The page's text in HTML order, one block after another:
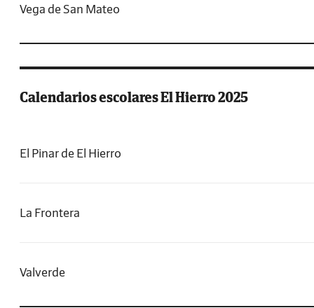
Vega de San Mateo
Calendarios escolares El Hierro 2025
El Pinar de El Hierro
La Frontera
Valverde